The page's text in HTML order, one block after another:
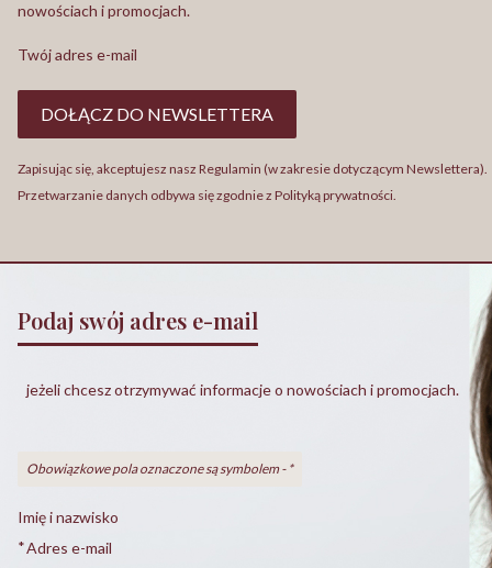
nowościach i promocjach.
Twój adres e-mail
DOŁĄCZ DO NEWSLETTERA
Zapisując się, akceptujesz nasz Regulamin (w zakresie dotyczącym Newslettera).
Przetwarzanie danych odbywa się zgodnie z Polityką prywatności.
Podaj swój adres e-mail
jeżeli chcesz otrzymywać informacje o nowościach i promocjach.
Obowiązkowe pola oznaczone są symbolem - *
Imię i nazwisko
*Adres e-mail